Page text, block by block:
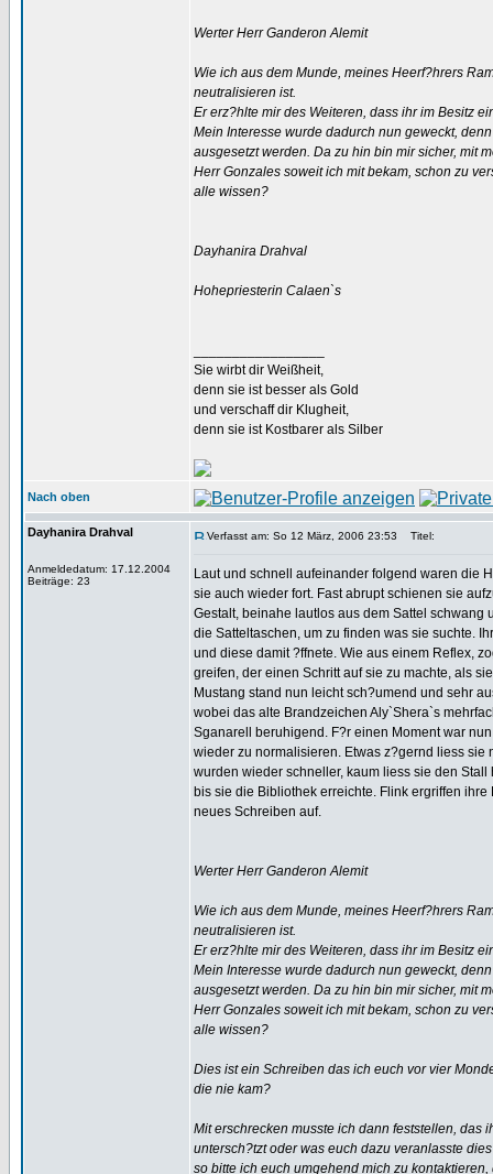
Werter Herr Ganderon Alemit
Wie ich aus dem Munde, meines Heerf?hrers
neutralisieren ist.
Er erz?hlte mir des Weiteren, dass ihr im Besitz
Mein Interesse wurde dadurch nun geweckt,
ausgesetzt werden. Da zu hin bin mir sicher, mit
Herr Gonzales soweit ich mit bekam, schon zu
alle wissen?
Dayhanira Drahval
Hohepriesterin Calaen`s
Sie wirbt dir Weißheit,
denn sie ist besser als Gold
und verschaff dir Klugheit,
denn sie ist Kostbarer als Silber
Nach oben
Dayhanira Drahval
Anmeldedatum: 17.12.2004
Beiträge: 23
Verfasst am: So 12 März, 2006 23:53 Titel:
Laut und schnell aufeinander folgend waren die
sie auch wieder fort. Fast abrupt schienen sie
Gestalt, beinahe lautlos aus dem Sattel schwang
die Satteltaschen, um zu finden was sie suchte.
und diese damit ?ffnete. Wie aus einem Reflex,
greifen, der einen Schritt auf sie zu machte, als
Mustang stand nun leicht sch?umend und sehr
wobei das alte Brandzeichen Aly`Shera`s
Sganarell beruhigend. F?r einen Moment war
wieder zu normalisieren. Etwas z?gernd liess
wurden wieder schneller, kaum liess sie den
bis sie die Bibliothek erreichte. Flink ergriffen
neues Schreiben auf.
Werter Herr Ganderon Alemit
Wie ich aus dem Munde, meines Heerf?hrers
neutralisieren ist.
Er erz?hlte mir des Weiteren, dass ihr im Besitz
Mein Interesse wurde dadurch nun geweckt,
ausgesetzt werden. Da zu hin bin mir sicher, mit
Herr Gonzales soweit ich mit bekam, schon zu
alle wissen?
Dies ist ein Schreiben das ich euch vor vier
die nie kam?
Mit erschrecken musste ich dann feststellen, das
untersch?tzt oder was euch dazu veranlasste
so bitte ich euch umgehend mich zu